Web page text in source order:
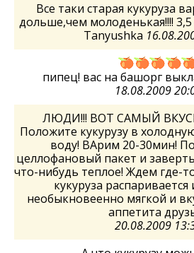
Все таки старая кукуруза
дольше,чем молоденькая!!!!
Tanyushka
пипец! вас на башорг
18.08.2009
ЛЮДИ!!! ВОТ САМЫЙ
Положите кукурузу в
воду! ВАрим 20-30мин!
целлофановый пакет и
что-нибудь теплое! Ждем где-
кукуруза распаривается
необыкновеенно мягкой и
аппетита
20.08.2009